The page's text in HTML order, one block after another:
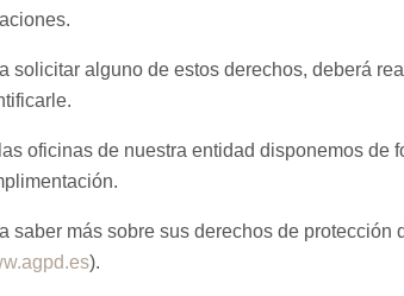
solicitar alguno de estos derechos, deberá
oficinas de nuestra entidad disponemos de
saber más sobre sus derechos de
).